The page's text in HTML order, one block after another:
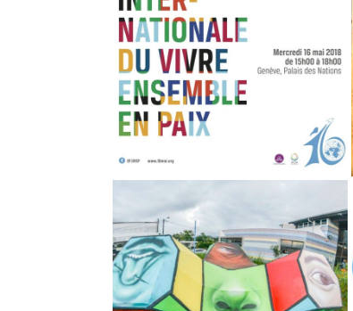
JIVEP À SAINT-BENOIT, LA
RÉUNION